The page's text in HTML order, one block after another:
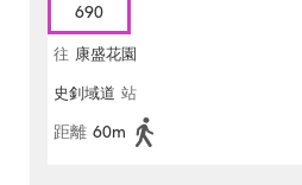
690
往 康盛花園
史釗域道 站
距離 60m